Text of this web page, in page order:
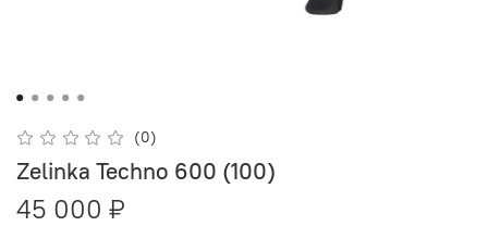
(0)
Zelinka Techno 600 (100)
45 000 ₽